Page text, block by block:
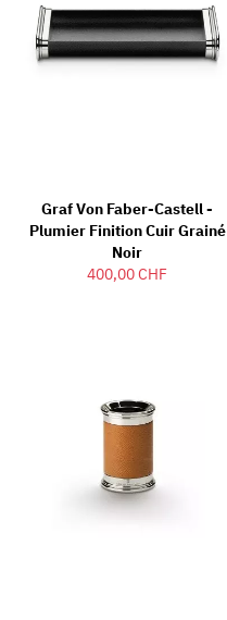
Graf Von Faber-Castell -
Plumier Finition Cuir Grainé
Noir
400,00 CHF